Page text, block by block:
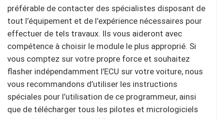
préférable de contacter des spécialistes disposant de
tout l’équipement et de l’expérience nécessaires pour
effectuer de tels travaux. Ils vous aideront avec
compétence à choisir le module le plus approprié. Si
vous comptez sur votre propre force et souhaitez
flasher indépendamment l’ECU sur votre voiture, nous
vous recommandons d’utiliser les instructions
spéciales pour l’utilisation de ce programmeur, ainsi
que de télécharger tous les pilotes et micrologiciels